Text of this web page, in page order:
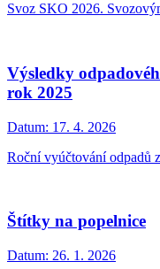
Svoz SKO 2026.
Výsledky
rok 2025
Datum: 17. 4. 2026
Roční vyúčtování odpadů
Štítky na popelnice
Datum: 26. 1. 2026